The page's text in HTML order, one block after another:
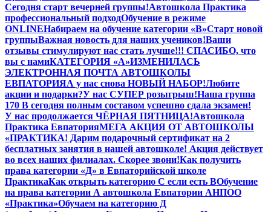
Сегодня старт вечерней группы!Автошкола Практика
профессиональный подходОбучение в режиме
ONLINEНабираем на обучение категории «B»Старт новой
группыВажная новость для наших учеников!Ваши
отзывы стимулируют нас стать лучше!!! СПАСИБО, что
вы с намиКАТЕГОРИЯ «А»ИЗМЕНИЛАСЬ
ЭЛЕКТРОННАЯ ПОЧТА АВТОШКОЛЫ
ЕВПАТОРИЯА у нас снова НОВЫЙ НАБОР!Любите
акции и подарки?У нас СУПЕР розыгрыш!Наша группа
170 В сегодня полным составом успешно сдала экзамен!
У нас продолжается ЧЁРНАЯ ПЯТНИЦА!Автошкола
Практика ЕвпаторияМЕГА АКЦИЯ ОТ АВТОШКОЛЫ
«ПРАКТИКА! Дарим подарочный сертификат на 2
бесплатных занятия в нашей автошколе! Акция действует
во всех наших филиалах. Скорее звони!Как получить
права категории «Д» в Евпаторийской школе
ПрактикаКак открыть категорию C если есть BОбучение
на права категории A автошкола Евпатории АНПОО
«Практика»Обучаем на категорию Д